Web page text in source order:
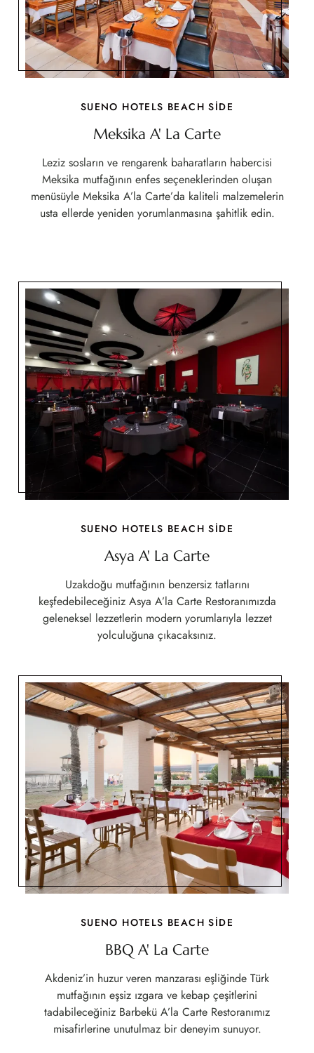
SUENO HOTELS BEACH SİDE
Meksika A' La Carte
Leziz sosların ve rengarenk baharatların habercisi
Meksika mutfağının enfes seçeneklerinden oluşan
menüsüyle Meksika A’la Carte’da kaliteli malzemelerin
usta ellerde yeniden yorumlanmasına şahitlik edin.
SUENO HOTELS BEACH SİDE
Asya A' La Carte
Uzakdoğu mutfağının benzersiz tatlarını
keşfedebileceğiniz Asya A’la Carte Restoranımızda
geleneksel lezzetlerin modern yorumlarıyla lezzet
yolculuğuna çıkacaksınız.
SUENO HOTELS BEACH SİDE
BBQ A' La Carte
Akdeniz’in huzur veren manzarası eşliğinde Türk
mutfağının eşsiz ızgara ve kebap çeşitlerini
tadabileceğiniz Barbekü A’la Carte Restoranımız
misafirlerine unutulmaz bir deneyim sunuyor.